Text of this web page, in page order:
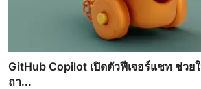
GitHub Copilot เปิดตัวฟีเจอร์แชท ช่ว
ถา...